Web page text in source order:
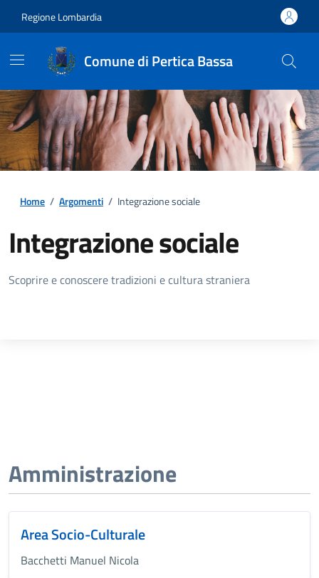
Regione Lombardia
Comune di Pertica Bassa
Home / Argomenti / Integrazione sociale
Integrazione sociale
Dettagli della notizia
Scoprire e conoscere tradizioni e cultura straniera
Amministrazione
Area Socio-Culturale
Bacchetti Manuel Nicola